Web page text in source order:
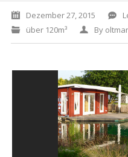
Dezember 27, 2015
über 120m³
By